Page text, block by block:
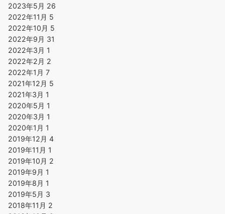
2023年5月 26
2022年11月 5
2022年10月 5
2022年9月 31
2022年3月 1
2022年2月 2
2022年1月 7
2021年12月 5
2021年3月 1
2020年5月 1
2020年3月 1
2020年1月 1
2019年12月 4
2019年11月 1
2019年10月 2
2019年9月 1
2019年8月 1
2019年5月 3
2018年11月 2